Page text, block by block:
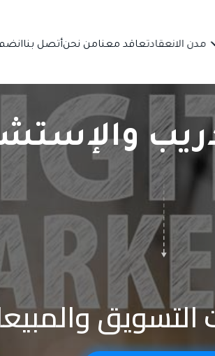
مدن الانعقادتعاقد معنامن نحنأتصل بناانضم
وإدارة